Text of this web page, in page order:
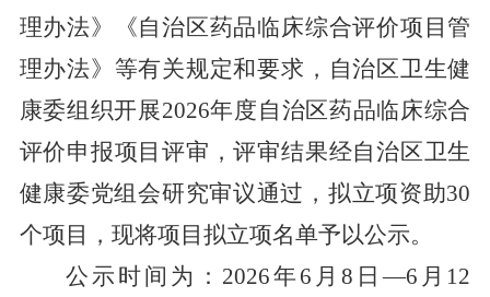
理办法》《自治区药品临床综合评价项目管
理办法》等有关规定和要求 ，自治区卫生健
康委组织开展2026年度自治区药品临床综合
评价申报项目评审，评审结果经自治区卫生
健康委党组会研究审议通过，拟立项资助30
个项目，现将项目拟立项名单予以公示。
公示时间为： 2026年 6 月 8 日—6 月 12